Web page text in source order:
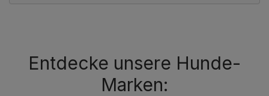
Entdecke unsere Hunde-
Marken: